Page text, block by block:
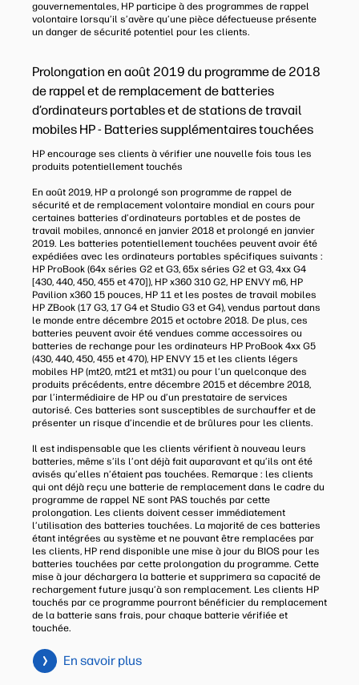
gouvernementales, HP participe à des programmes de rappel
volontaire lorsqu’il s’avère qu’une pièce défectueuse présente
un danger de sécurité potentiel pour les clients.
Prolongation en août 2019 du programme de 2018
de rappel et de remplacement de batteries
d’ordinateurs portables et de stations de travail
mobiles HP - Batteries supplémentaires touchées
HP encourage ses clients à vérifier une nouvelle fois tous les
produits potentiellement touchés
En août 2019, HP a prolongé son programme de rappel de
sécurité et de remplacement volontaire mondial en cours pour
certaines batteries d’ordinateurs portables et de postes de
travail mobiles, annoncé en janvier 2018 et prolongé en janvier
2019. Les batteries potentiellement touchées peuvent avoir été
expédiées avec les ordinateurs portables spécifiques suivants :
HP ProBook (64x séries G2 et G3, 65x séries G2 et G3, 4xx G4
[430, 440, 450, 455 et 470]), HP x360 310 G2, HP ENVY m6, HP
Pavilion x360 15 pouces, HP 11 et les postes de travail mobiles
HP ZBook (17 G3, 17 G4 et Studio G3 et G4), vendus partout dans
le monde entre décembre 2015 et octobre 2018. De plus, ces
batteries peuvent avoir été vendues comme accessoires ou
batteries de rechange pour les ordinateurs HP ProBook 4xx G5
(430, 440, 450, 455 et 470), HP ENVY 15 et les clients légers
mobiles HP (mt20, mt21 et mt31) ou pour l’un quelconque des
produits précédents, entre décembre 2015 et décembre 2018,
par l’intermédiaire de HP ou d’un prestataire de services
autorisé. Ces batteries sont susceptibles de surchauffer et de
présenter un risque d’incendie et de brûlures pour les clients.
Il est indispensable que les clients vérifient à nouveau leurs
batteries, même s’ils l’ont déjà fait auparavant et qu’ils ont été
avisés qu’elles n’étaient pas touchées. Remarque : les clients
qui ont déjà reçu une batterie de remplacement dans le cadre du
programme de rappel NE sont PAS touchés par cette
prolongation. Les clients doivent cesser immédiatement
l’utilisation des batteries touchées. La majorité de ces batteries
étant intégrées au système et ne pouvant être remplacées par
les clients, HP rend disponible une mise à jour du BIOS pour les
batteries touchées par cette prolongation du programme. Cette
mise à jour déchargera la batterie et supprimera sa capacité de
rechargement future jusqu’à son remplacement. Les clients HP
touchés par ce programme pourront bénéficier du remplacement
de la batterie sans frais, pour chaque batterie vérifiée et
touchée.
En savoir plus